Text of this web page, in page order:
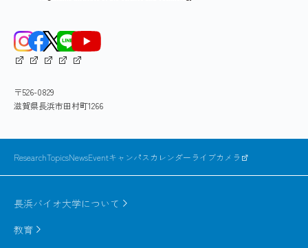
〒526-0829
滋賀県長浜市田村町1266
ResearchTopicsNewsEventキャンパスカレンダーライブカメラ
長浜バイオ大学について
教育